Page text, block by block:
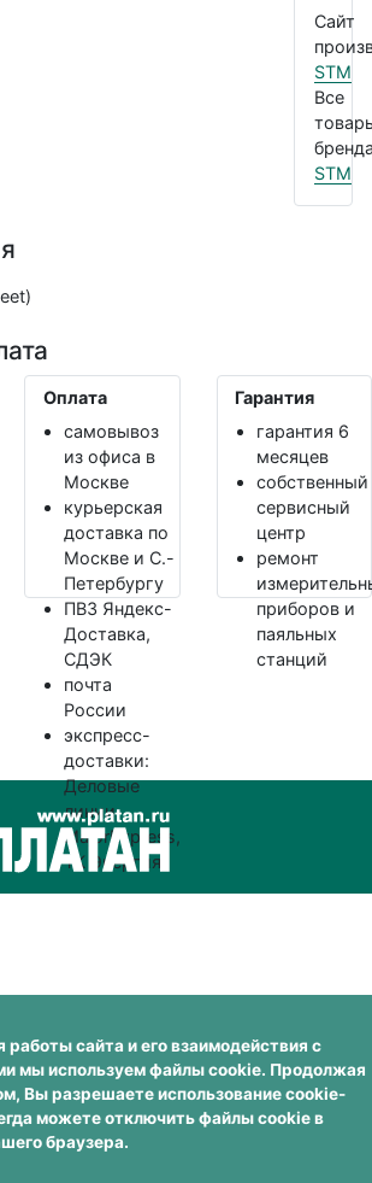
Сайт
STM
Все
STM
Оплата
самовывоз
из офиса в
Москве
курьерская
доставка по
Москве и С.-
Петербургу
ПВЗ Яндекс-
Доставка,
СДЭК
почта
России
экспресс-
доставки:
Деловые
линии,
MajorExpress,
ТК Энергия
Гарантия
гарантия 6
месяцев
собственный
сервисный
центр
ремонт
приборов и
паяльных
станций
сайта и его взаимодействия с
мы используем файлы cookie. Продолжая
Вы разрешаете использование cookie-
можете отключить файлы cookie в
браузера.